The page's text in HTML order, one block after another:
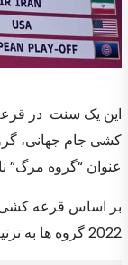
این یک سنت در
کشی جام جهانی،
عنوان “گروه مرگ”
بر اساس قرعه کشی
2022 گروه ها به ترتیب زیر می باشد.